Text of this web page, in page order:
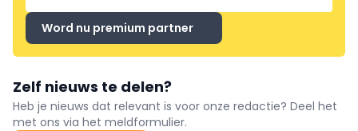
Word nu premium partner
Zelf nieuws te delen?
Heb je nieuws dat relevant is voor onze redactie? Deel het
met ons via het meldformulier.